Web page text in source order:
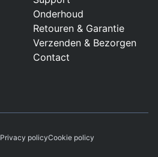
Onderhoud
Retouren & Garantie
Verzenden & Bezorgen
Contact
Privacy policyCookie policy